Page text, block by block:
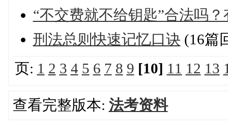
“不交费就不给钥匙”合法吗？
刑法总则快速记忆口诀 (16篇
页: 1 2 3 4 5 6 7 8 9 [10] 11 12 13
查看完整版本: 法考资料